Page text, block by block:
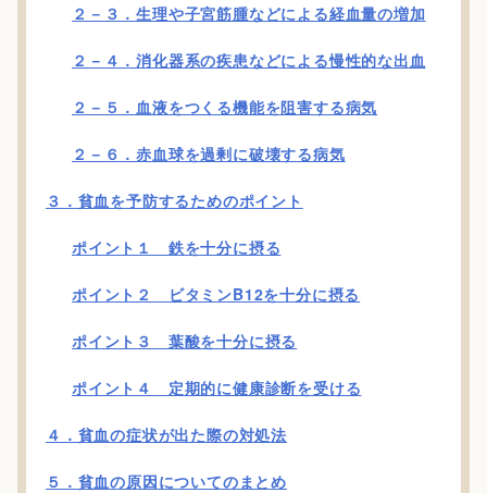
２－３．生理や子宮筋腫などによる経血量の増加
２－４．消化器系の疾患などによる慢性的な出血
２－５．血液をつくる機能を阻害する病気
２－６．赤血球を過剰に破壊する病気
３．貧血を予防するためのポイント
ポイント１ 鉄を十分に摂る
ポイント２ ビタミンB12を十分に摂る
ポイント３ 葉酸を十分に摂る
ポイント４ 定期的に健康診断を受ける
４．貧血の症状が出た際の対処法
５．貧血の原因についてのまとめ